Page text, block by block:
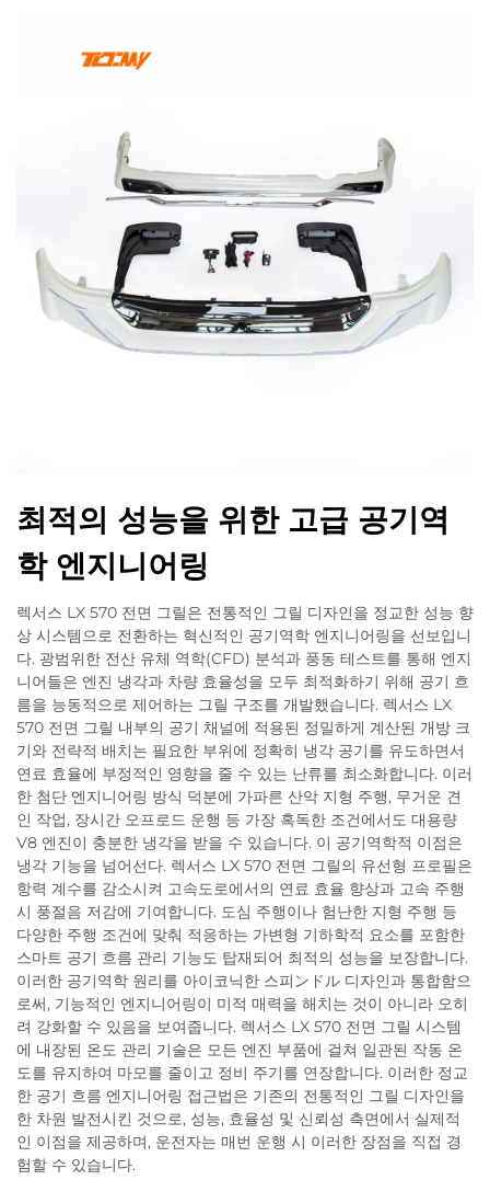
최적의 성능을 위한 고급 공기역
학 엔지니어링
렉서스 LX 570 전면 그릴은 전통적인 그릴 디자인을 정교한 성능 향
상 시스템으로 전환하는 혁신적인 공기역학 엔지니어링을 선보입니
다. 광범위한 전산 유체 역학(CFD) 분석과 풍동 테스트를 통해 엔지
니어들은 엔진 냉각과 차량 효율성을 모두 최적화하기 위해 공기 흐
름을 능동적으로 제어하는 그릴 구조를 개발했습니다. 렉서스 LX
570 전면 그릴 내부의 공기 채널에 적용된 정밀하게 계산된 개방 크
기와 전략적 배치는 필요한 부위에 정확히 냉각 공기를 유도하면서
연료 효율에 부정적인 영향을 줄 수 있는 난류를 최소화합니다. 이러
한 첨단 엔지니어링 방식 덕분에 가파른 산악 지형 주행, 무거운 견
인 작업, 장시간 오프로드 운행 등 가장 혹독한 조건에서도 대용량
V8 엔진이 충분한 냉각을 받을 수 있습니다. 이 공기역학적 이점은
냉각 기능을 넘어선다. 렉서스 LX 570 전면 그릴의 유선형 프로필은
항력 계수를 감소시켜 고속도로에서의 연료 효율 향상과 고속 주행
시 풍절음 저감에 기여합니다. 도심 주행이나 험난한 지형 주행 등
다양한 주행 조건에 맞춰 적응하는 가변형 기하학적 요소를 포함한
스마트 공기 흐름 관리 기능도 탑재되어 최적의 성능을 보장합니다.
이러한 공기역학 원리를 아이코닉한 스피ンドル 디자인과 통합함으
로써, 기능적인 엔지니어링이 미적 매력을 해치는 것이 아니라 오히
려 강화할 수 있음을 보여줍니다. 렉서스 LX 570 전면 그릴 시스템
에 내장된 온도 관리 기술은 모든 엔진 부품에 걸쳐 일관된 작동 온
도를 유지하여 마모를 줄이고 정비 주기를 연장합니다. 이러한 정교
한 공기 흐름 엔지니어링 접근법은 기존의 전통적인 그릴 디자인을
한 차원 발전시킨 것으로, 성능, 효율성 및 신뢰성 측면에서 실제적
인 이점을 제공하며, 운전자는 매번 운행 시 이러한 장점을 직접 경
험할 수 있습니다.